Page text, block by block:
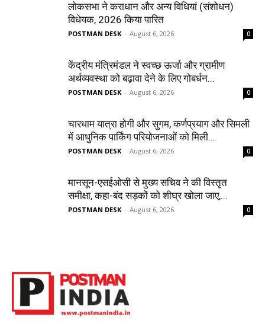
लोकसभा ने कराधान और अन्य विधियां (संशोधन)
विधेयक, 2026 किया पारित
POSTMAN DESK - August 6, 2026 0
केंद्रीय मंत्रिमंडल ने स्वच्छ ऊर्जा और ग्रामीण
अर्थव्यवस्था को बढ़ावा देने के लिए गोबर्धन...
POSTMAN DESK - August 6, 2026 0
चारधाम यात्रा होगी और सुगम, कर्णप्रयाग और सिमली
में आधुनिक पार्किंग परियोजनाओं को मिली...
POSTMAN DESK - August 6, 2026 0
मानसून-एसईओसी से मुख्य सचिव ने की विस्तृत
समीक्षा, कहा-बंद सड़कों को शीघ्र खोला जाए,...
POSTMAN DESK - August 6, 2026 0